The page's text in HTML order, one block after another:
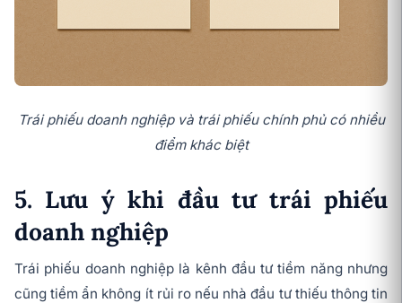
Trái phiếu doanh nghiệp và trái phiếu chính phủ có nhiều
điểm khác biệt
5. Lưu ý khi đầu tư trái phiếu
doanh nghiệp
Trái phiếu doanh nghiệp là kênh đầu tư tiềm năng nhưng
cũng tiềm ẩn không ít rủi ro nếu nhà đầu tư thiếu thông tin